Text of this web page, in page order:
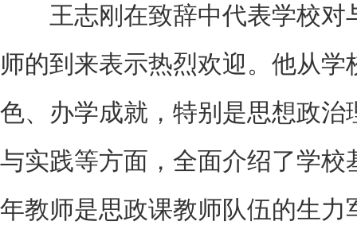
王志刚在致辞中代表学校对
师的到来表示热烈欢迎。他从学
色、办学成就，特别是思想政治
与实践等方面，全面介绍了学校
年教师是思政课教师队伍的生力